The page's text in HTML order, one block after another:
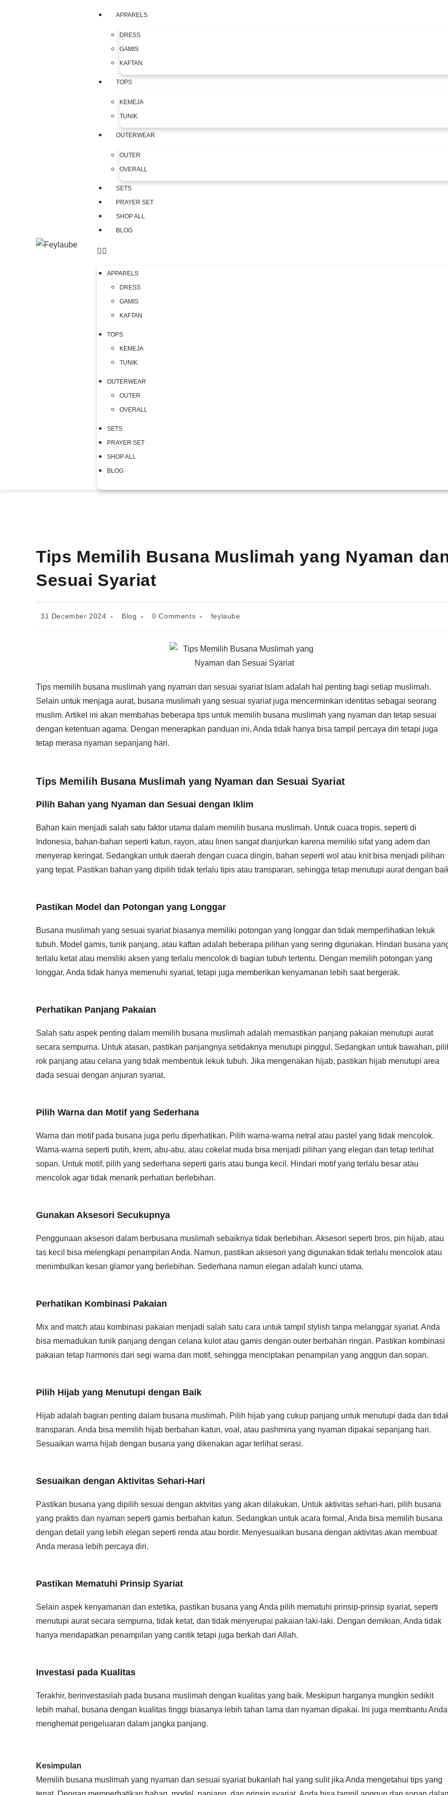
APPARELS
DRESS
GAMIS
KAFTAN
TOPS
KEMEJA
TUNIK
OUTERWEAR
OUTER
OVERALL
SETS
PRAYER SET
SHOP ALL
BLOG
APPARELS
DRESS
GAMIS
KAFTAN
TOPS
KEMEJA
TUNIK
OUTERWEAR
OUTER
OVERALL
SETS
PRAYER SET
SHOP ALL
BLOG
Tips Memilih Busana Muslimah yang Nyaman
Sesuai Syariat
31 December 2024 Blog 0 Comments feylaube
Tips memilih busana muslimah yang nyaman dan sesuai syariat Islam adalah hal penting bagi setiap muslimah.
Selain untuk menjaga aurat, busana muslimah yang sesuai syariat juga mencerminkan identitas sebagai seorang
muslim. Artikel ini akan membahas beberapa tips untuk memilih busana muslimah yang nyaman dan tetap sesuai
dengan ketentuan agama. Dengan menerapkan panduan ini, Anda tidak hanya bisa tampil percaya diri tetapi juga
tetap merasa nyaman sepanjang hari.
Tips Memilih Busana Muslimah yang Nyaman dan Sesuai Syariat
Pilih Bahan yang Nyaman dan Sesuai dengan Iklim
Bahan kain menjadi salah satu faktor utama dalam memilih busana muslimah. Untuk cuaca tropis, seperti di
Indonesia, bahan-bahan seperti katun, rayon, atau linen sangat dianjurkan karena memiliki sifat yang adem dan
menyerap keringat. Sedangkan untuk daerah dengan cuaca dingin, bahan seperti wol atau knit bisa menjadi pilihan
yang tepat. Pastikan bahan yang dipilih tidak terlalu tipis atau transparan, sehingga tetap menutupi aurat dengan
Pastikan Model dan Potongan yang Longgar
Busana muslimah yang sesuai syariat biasanya memiliki potongan yang longgar dan tidak memperlihatkan lekuk
tubuh. Model gamis, tunik panjang, atau kaftan adalah beberapa pilihan yang sering digunakan. Hindari busana
terlalu ketat atau memiliki aksen yang terlalu mencolok di bagian tubuh tertentu. Dengan memilih potongan yang
longgar, Anda tidak hanya memenuhi syariat, tetapi juga memberikan kenyamanan lebih saat bergerak.
Perhatikan Panjang Pakaian
Salah satu aspek penting dalam memilih busana muslimah adalah memastikan panjang pakaian menutupi aurat
secara sempurna. Untuk atasan, pastikan panjangnya setidaknya menutupi pinggul. Sedangkan untuk bawahan,
rok panjang atau celana yang tidak membentuk lekuk tubuh. Jika mengenakan hijab, pastikan hijab menutupi area
dada sesuai dengan anjuran syariat.
Pilih Warna dan Motif yang Sederhana
Warna dan motif pada busana juga perlu diperhatikan. Pilih warna-warna netral atau pastel yang tidak mencolok.
Warna-warna seperti putih, krem, abu-abu, atau cokelat muda bisa menjadi pilihan yang elegan dan tetap terlihat
sopan. Untuk motif, pilih yang sederhana seperti garis atau bunga kecil. Hindari motif yang terlalu besar atau
mencolok agar tidak menarik perhatian berlebihan.
Gunakan Aksesori Secukupnya
Penggunaan aksesori dalam berbusana muslimah sebaiknya tidak berlebihan. Aksesori seperti bros, pin hijab, atau
tas kecil bisa melengkapi penampilan Anda. Namun, pastikan aksesori yang digunakan tidak terlalu mencolok atau
menimbulkan kesan glamor yang berlebihan. Sederhana namun elegan adalah kunci utama.
Perhatikan Kombinasi Pakaian
Mix and match atau kombinasi pakaian menjadi salah satu cara untuk tampil stylish tanpa melanggar syariat. Anda
bisa memadukan tunik panjang dengan celana kulot atau gamis dengan outer berbahan ringan. Pastikan kombinasi
pakaian tetap harmonis dari segi warna dan motif, sehingga menciptakan penampilan yang anggun dan sopan.
Pilih Hijab yang Menutupi dengan Baik
Hijab adalah bagian penting dalam busana muslimah. Pilih hijab yang cukup panjang untuk menutupi dada dan
transparan. Anda bisa memilih hijab berbahan katun, voal, atau pashmina yang nyaman dipakai sepanjang hari.
Sesuaikan warna hijab dengan busana yang dikenakan agar terlihat serasi.
Sesuaikan dengan Aktivitas Sehari-Hari
Pastikan busana yang dipilih sesuai dengan aktvitas yang akan dilakukan. Untuk aktivitas sehari-hari, pilih busana
yang praktis dan nyaman seperti gamis berbahan katun. Sedangkan untuk acara formal, Anda bisa memilih busana
dengan detail yang lebih elegan seperti renda atau bordir. Menyesuaikan busana dengan aktivitas akan membuat
Anda merasa lebih percaya diri.
Pastikan Mematuhi Prinsip Syariat
Selain aspek kenyamanan dan estetika, pastikan busana yang Anda pilih mematuhi prinsip-prinsip syariat, seperti
menutupi aurat secara sempurna, tidak ketat, dan tidak menyerupai pakaian laki-laki. Dengan demikian, Anda tidak
hanya mendapatkan penampilan yang cantik tetapi juga berkah dari Allah.
Investasi pada Kualitas
Terakhir, berinvestasilah pada busana muslimah dengan kualitas yang baik. Meskipun harganya mungkin sedikit
lebih mahal, busana dengan kualitas tinggi biasanya lebih tahan lama dan nyaman dipakai. Ini juga membantu Anda
menghemat pengeluaran dalam jangka panjang.
Kesimpulan
Memilih busana muslimah yang nyaman dan sesuai syariat bukanlah hal yang sulit jika Anda mengetahui tips yang